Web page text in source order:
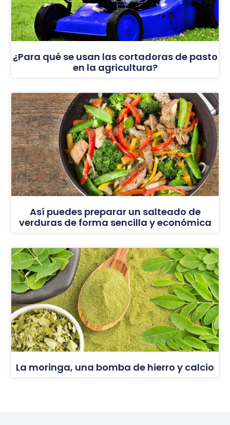
¿Para qué se usan las cortadoras de pasto
en la agricultura?
Así puedes preparar un salteado de
verduras de forma sencilla y económica
La moringa, una bomba de hierro y calcio